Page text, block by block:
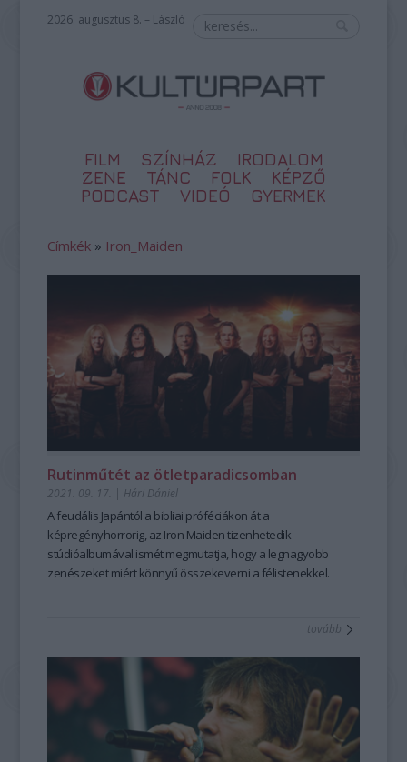
2026. augusztus 8. – László
FILM SZÍNHÁZ
IRODALOM
ZENE
TÁNC FOLK
KÉPZŐ
PODCAST
VIDEÓ GYERMEK
Címkék » Iron_Maiden
Rutinműtét az ötletparadicsomban
2021. 09. 17. | Hári Dániel
A feudális Japántól a bibliai próféciákon át a
képregényhorrorig, az Iron Maiden tizenhetedik
stúdióalbumával ismét megmutatja, hogy a legnagyobb
zenészeket miért könnyű összekeverni a félistenekkel.
tovább